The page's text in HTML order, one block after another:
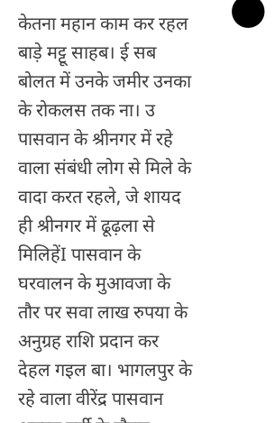
केतना महान काम कर रहल
बाड़े मट्टू साहब। ई सब
बोलत में उनके जमीर उनका
के रोकलस तक ना। उ
पासवान के श्रीनगर में रहे
वाला संबंधी लोग से मिले के
वादा करत रहले, जे शायद
ही श्रीनगर में ढूढ़ला से
मिलिहेंI पासवान के
घरवालन के मुआवजा के
तौर पर सवा लाख रुपया के
अनुग्रह राशि प्रदान कर
देहल गइल बा। भागलपुर के
रहे वाला वीरेंद्र पासवान